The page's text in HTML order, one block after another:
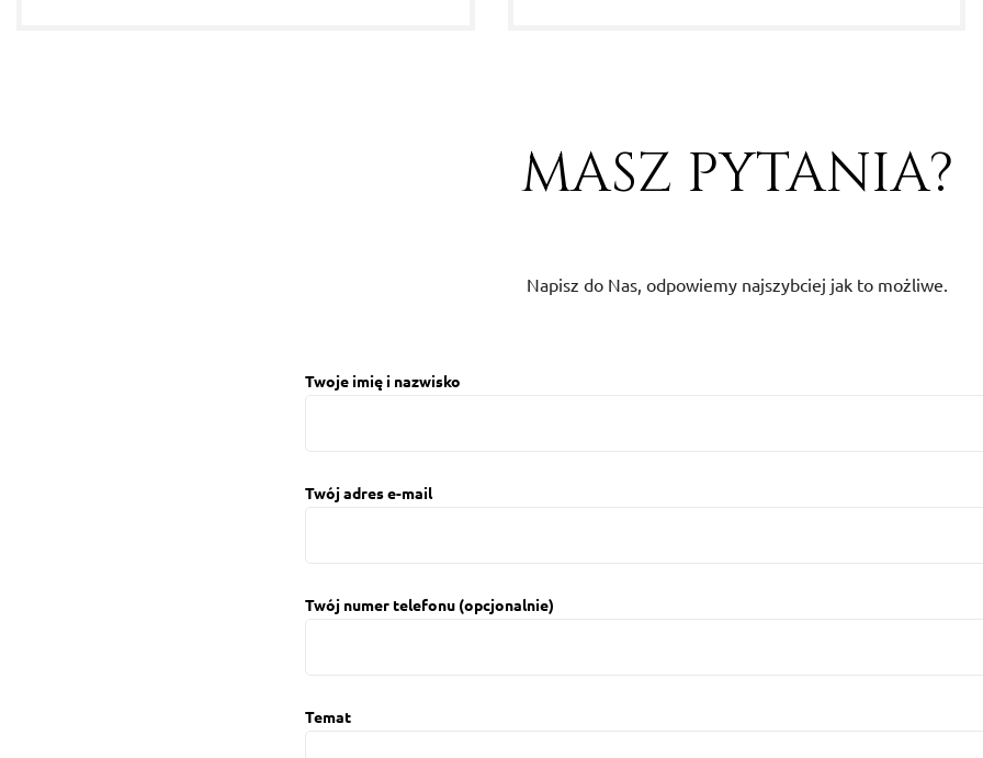
MASZ PYTANIA?
Napisz do Nas, odpowiemy najszybciej jak to możliwe.
Twoje imię i nazwisko
Twój adres e-mail
Twój numer telefonu (opcjonalnie)
Temat